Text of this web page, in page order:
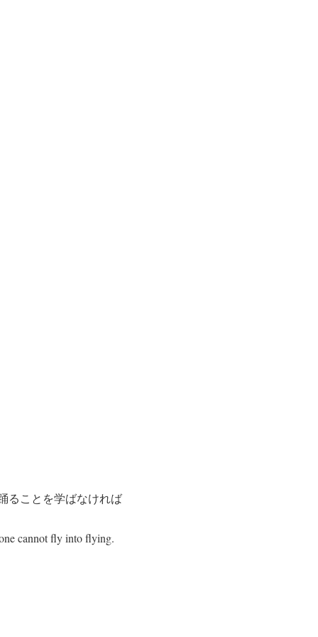
ることを学ばなければ
cannot fly into flying.